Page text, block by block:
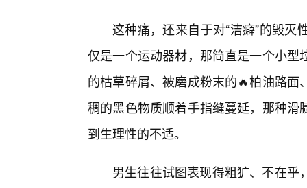
这种痛，还来自于对“洁癖”的毁
仅是一个运动器材，那简直是一个小
的枯草碎屑、被磨成粉末的🔥柏油路
稠的黑色物质顺着手指缝蔓延，那种
到生理性的不适。
男生往往试图表现得粗犷、不在